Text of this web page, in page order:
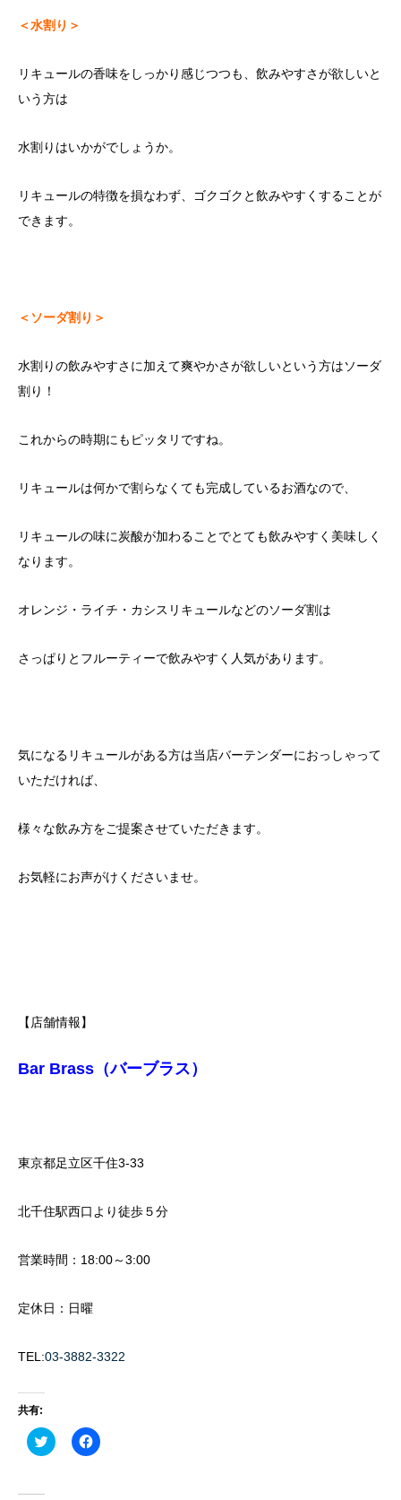
＜水割り＞
リキュールの香味をしっかり感じつつも、飲みやすさが欲しいと
いう方は
水割りはいかがでしょうか。
リキュールの特徴を損なわず、ゴクゴクと飲みやすくすることが
できます。
＜ソーダ割り＞
水割りの飲みやすさに加えて爽やかさが欲しいという方はソーダ
割り！
これからの時期にもピッタリですね。
リキュールは何かで割らなくても完成しているお酒なので、
リキュールの味に炭酸が加わることでとても飲みやすく美味しく
なります。
オレンジ・ライチ・カシスリキュールなどのソーダ割は
さっぱりとフルーティーで飲みやすく人気があります。
気になるリキュールがある方は当店バーテンダーにおっしゃって
いただければ、
様々な飲み方をご提案させていただきます。
お気軽にお声がけくださいませ。
【店舗情報】
Bar Brass（バーブラス）
東京都足立区千住3-33
北千住駅西口より徒歩５分
営業時間：18:00～3:00
定休日：日曜
TEL:03-3882-3322
共有:
ク
リ
Facebook
で